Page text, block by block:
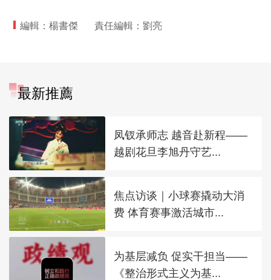
編輯：楊書傑 責任編輯：劉亮
最新推薦
凤钗承师志 越音赴新程——
越剧花旦李旭丹守艺...
焦点访谈｜小球赛撬动大消
费 体育赛事激活城市...
为基层减负 促实干担当——
《整治形式主义为基...